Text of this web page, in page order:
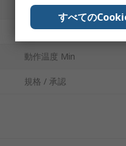
最低設定圧力
用途
動作温度 Min
規格 / 承認
すべての